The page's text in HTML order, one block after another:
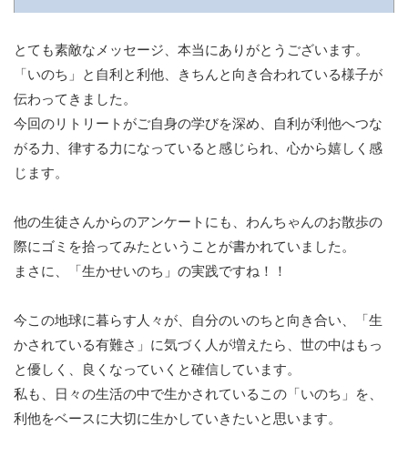
とても素敵なメッセージ、本当にありがとうございます。
「いのち」と自利と利他、きちんと向き合われている様子が
伝わってきました。
今回のリトリートがご自身の学びを深め、自利が利他へつな
がる力、律する力になっていると感じられ、心から嬉しく感
じます。
他の生徒さんからのアンケートにも、わんちゃんのお散歩の
際にゴミを拾ってみたということが書かれていました。
まさに、「生かせいのち」の実践ですね！！
今この地球に暮らす人々が、自分のいのちと向き合い、「生
かされている有難さ」に気づく人が増えたら、世の中はもっ
と優しく、良くなっていくと確信しています。
私も、日々の生活の中で生かされているこの「いのち」を、
利他をベースに大切に生かしていきたいと思います。